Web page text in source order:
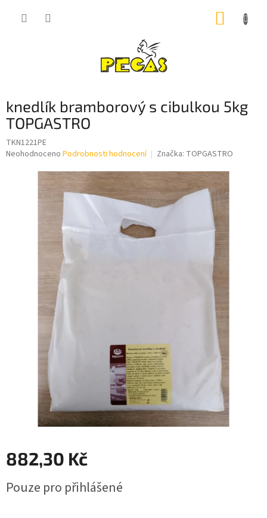
knedlík bramborový s cibulkou 5kg
TOPGASTRO
TKN1221PE
Průměrné
Neohodnoceno Podrobnosti hodnocení Značka: TOPGASTRO
882,30 Kč
cena:
Pouze pro přihlášené